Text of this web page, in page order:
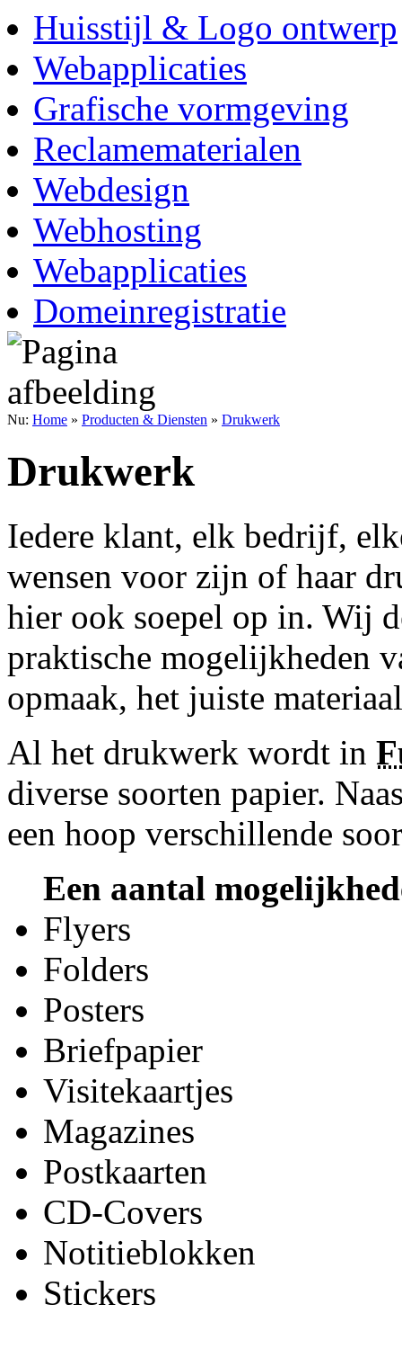
Huisstijl & Logo ontwerp
Webapplicaties
Grafische vormgeving
Reclamematerialen
Webdesign
Webhosting
Webapplicaties
Domeinregistratie
Nu: Home » Producten & Diensten » Drukwerk
Drukwerk
Iedere klant, elk bedrijf,
wensen voor zijn of haar
hier ook soepel op in. Wij
praktische mogelijkheden
opmaak, het juiste
Al het drukwerk wordt in
diverse soorten papier.
een hoop verschillende
Een aantal
Flyers
Folders
Posters
Briefpapier
Visitekaartjes
Magazines
Postkaarten
CD-Covers
Notitieblokken
Stickers